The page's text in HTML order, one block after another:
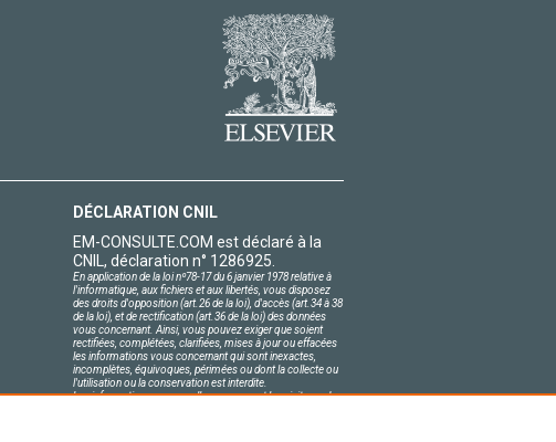
DÉCLARATION CNIL
EM-CONSULTE.COM est déclaré à la
CNIL, déclaration n° 1286925.
En application de la loi nº78-17 du 6 janvier 1978 relative à
l'informatique, aux fichiers et aux libertés, vous disposez
des droits d'opposition (art.26 de la loi), d'accès (art.34 à 38
de la loi), et de rectification (art.36 de la loi) des données
vous concernant. Ainsi, vous pouvez exiger que soient
rectifiées, complétées, clarifiées, mises à jour ou effacées
les informations vous concernant qui sont inexactes,
incomplètes, équivoques, périmées ou dont la collecte ou
l'utilisation ou la conservation est interdite.
Les informations personnelles concernant les visiteurs de